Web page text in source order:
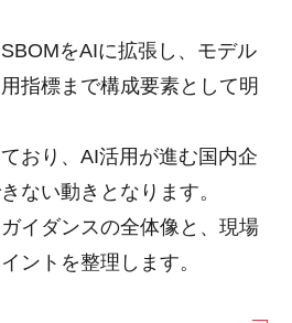
をAIに拡張し、モデル
指標まで構成要素として明
おり、AI活用が進む国内企
ない動きとなります。
イダンスの全体像と、現場
ントを整理します。